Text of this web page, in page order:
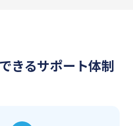
きるサポート体制